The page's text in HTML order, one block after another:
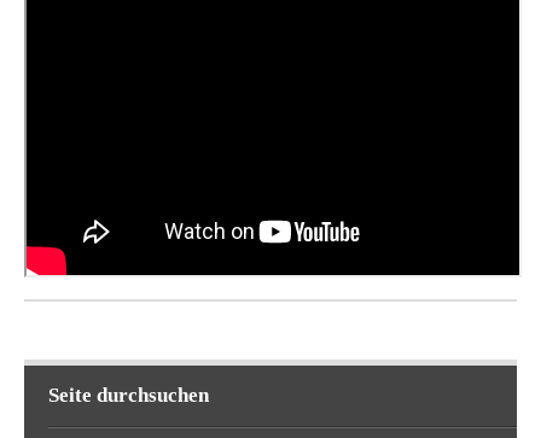
Seite durchsuchen